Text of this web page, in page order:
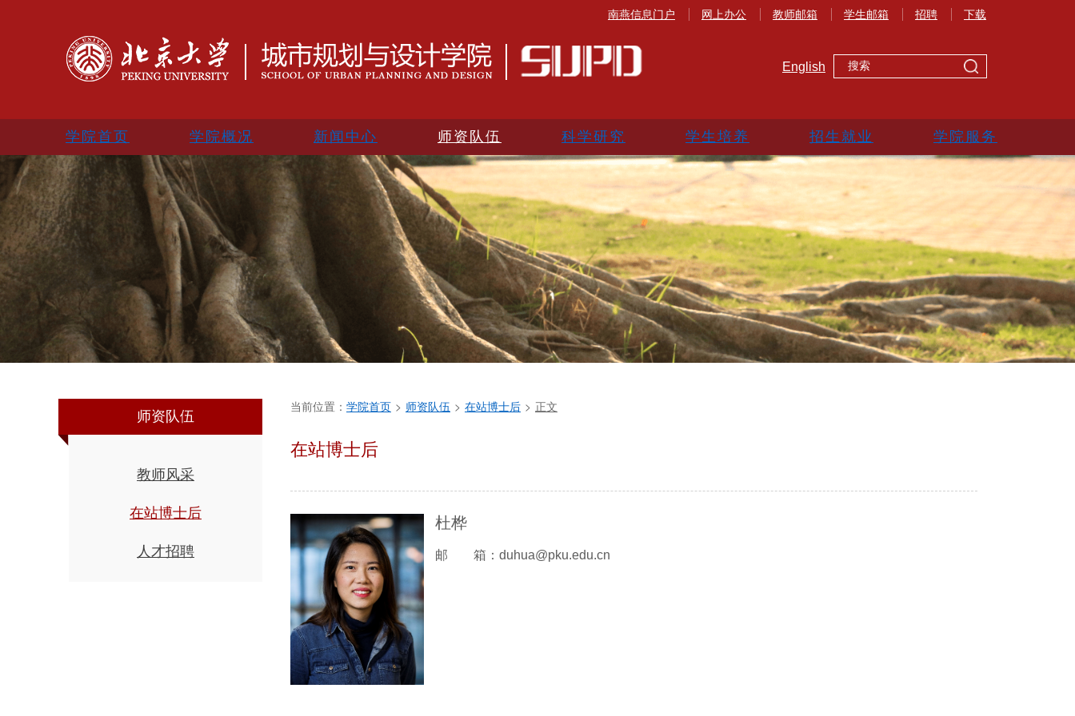
南燕信息门户 网上办公 教师邮箱 学生邮箱 招聘 下载
English
学院首页 学院概况 新闻中心 师资队伍 科学研究 学生培养 招生就业 学院服务
师资队伍
教师风采
在站博士后
人才招聘
当前位置： 学院首页 > 师资队伍 > 在站博士后 > 正文
在站博士后
杜桦
邮 箱：duhua@pku.edu.cn